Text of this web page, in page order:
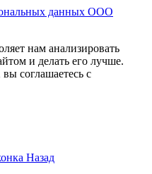
данных ООО
нам анализировать
и делать его лучше.
соглашаетесь с
Назад